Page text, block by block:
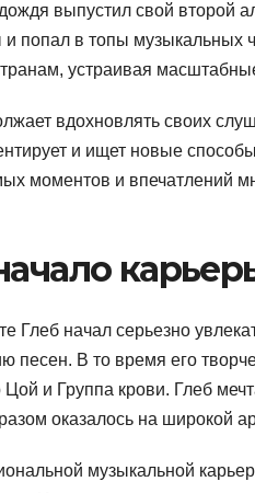
выпустил свой второй
попал в топы музыкальных
устраивая
вдохновлять своих
и ищет новые
моментов и впечатлений
Глеб начал серьезно
песен. В то время его
Цой и Группа крови. Глеб
оказалось на широкой
музыкальной